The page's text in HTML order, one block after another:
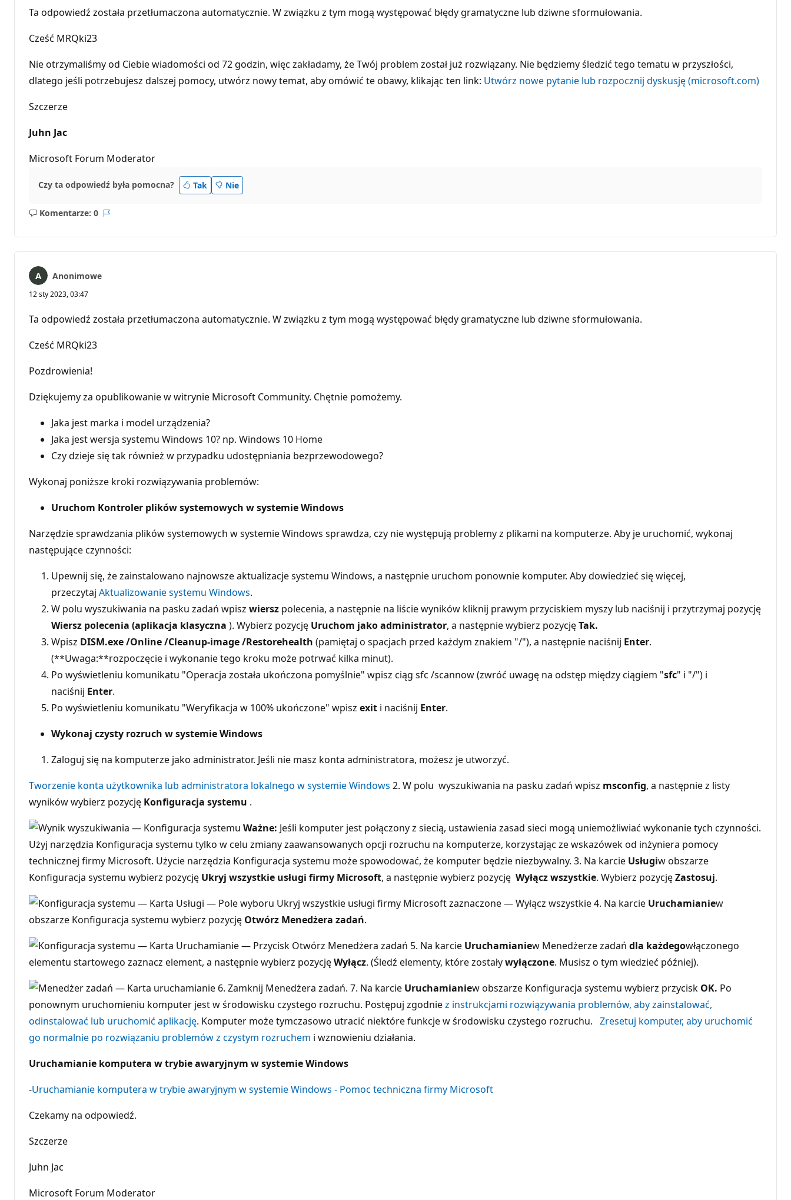
Ta odpowiedź została przetłumaczona automatycznie. W związku z tym mogą występować błędy gramatyczne lub dziwne sformułowania.
Cześć MRQki23
Nie otrzymaliśmy od Ciebie wiadomości od 72 godzin, więc zakładamy, że Twój problem został już rozwiązany. Nie będziemy śledzić tego tematu w przyszłości,
dlatego jeśli potrzebujesz dalszej pomocy, utwórz nowy temat, aby omówić te obawy, klikając ten link: Utwórz nowe pytanie lub rozpocznij dyskusję (microsoft.com)
Szczerze
Juhn Jac
Microsoft Forum Moderator
Czy ta odpowiedź była pomocna? Tak Nie
Komentarze: 0
Brak
Anonimowe
12 sty 2023, 03:47
Ta odpowiedź została przetłumaczona automatycznie. W związku z tym mogą występować błędy gramatyczne lub dziwne sformułowania.
Cześć MRQki23
Pozdrowienia!
Dziękujemy za opublikowanie w witrynie Microsoft Community. Chętnie pomożemy.
Jaka jest marka i model urządzenia?
Jaka jest wersja systemu Windows 10? np. Windows 10 Home
Czy dzieje się tak również w przypadku udostępniania bezprzewodowego?
Wykonaj poniższe kroki rozwiązywania problemów:
Uruchom Kontroler plików systemowych w systemie Windows
Narzędzie sprawdzania plików systemowych w systemie Windows sprawdza, czy nie występują problemy z plikami na komputerze. Aby je uruchomić, wykonaj
następujące czynności:
Upewnij się, że zainstalowano najnowsze aktualizacje systemu Windows, a następnie uruchom ponownie komputer. Aby dowiedzieć się więcej,
przeczytaj Aktualizowanie systemu Windows.
W polu wyszukiwania na pasku zadań wpisz wiersz polecenia, a następnie na liście wyników kliknij prawym przyciskiem myszy lub naciśnij i przytrzymaj pozycję
Wiersz polecenia (aplikacja klasyczna ). Wybierz pozycję Uruchom jako administrator, a następnie wybierz pozycjęTak.
Wpisz DISM.exe /Online /Cleanup-image /Restorehealth (pamiętaj o spacjach przed każdym znakiem "/"), a następnie naciśnij Enter.
(**Uwaga:**rozpoczęcie i wykonanie tego kroku może potrwać kilka minut).
Po wyświetleniu komunikatu "Operacja została ukończona pomyślnie" wpisz ciąg sfc /scannow (zwróć uwagę na odstęp między ciągiem "sfc" i "/") i
naciśnij Enter.
Po wyświetleniu komunikatu "Weryfikacja w 100% ukończone" wpisz exit i naciśnij Enter.
Wykonaj czysty rozruch w systemie Windows
Zaloguj się na komputerze jako administrator. Jeśli nie masz konta administratora, możesz je utworzyć.
Tworzenie konta użytkownika lub administratora lokalnego w systemie Windows 2. W polu wyszukiwania na pasku zadań wpisz msconfig, a następnie z listy
wyników wybierz pozycję Konfiguracja systemu .
Ważne: Jeśli komputer jest połączony z siecią, ustawienia zasad sieci mogą uniemożliwiać wykonanie tych czynności.
Użyj narzędzia Konfiguracja systemu tylko w celu zmiany zaawansowanych opcji rozruchu na komputerze, korzystając ze wskazówek od inżyniera pomocy
technicznej firmy Microsoft. Użycie narzędzia Konfiguracja systemu może spowodować, że komputer będzie niezbywalny. 3. Na karcie Usługiw obszarze
Konfiguracja systemu wybierz pozycję Ukryj wszystkie usługi firmy Microsoft, a następnie wybierz pozycję Wyłącz wszystkie. Wybierz pozycjęZastosuj.
4. Na karcie Uruchamianiew
obszarze Konfiguracja systemu wybierz pozycję Otwórz Menedżera zadań.
5. Na karcie Uruchamianiew Menedżerze zadań dla każdegowłączonego
elementu startowego zaznacz element, a następnie wybierz pozycjęWyłącz. (Śledź elementy, które zostaływyłączone. Musisz o tym wiedzieć później).
6. Zamknij Menedżera zadań. 7. Na karcie Uruchamianiew obszarze Konfiguracja systemu wybierz przycisk OK. Po
ponownym uruchomieniu komputer jest w środowisku czystego rozruchu. Postępuj zgodniez instrukcjami rozwiązywania problemów, aby zainstalować,
odinstalować lub uruchomić aplikację. Komputer może tymczasowo utracić niektóre funkcje w środowisku czystego rozruchu. Zresetuj komputer, aby uruchomić
go normalnie po rozwiązaniu problemów z czystym rozruchem i wznowieniu działania.
Uruchamianie komputera w trybie awaryjnym w systemie Windows
-Uruchamianie komputera w trybie awaryjnym w systemie Windows - Pomoc techniczna firmy Microsoft
Czekamy na odpowiedź.
Szczerze
Juhn Jac
Microsoft Forum Moderator